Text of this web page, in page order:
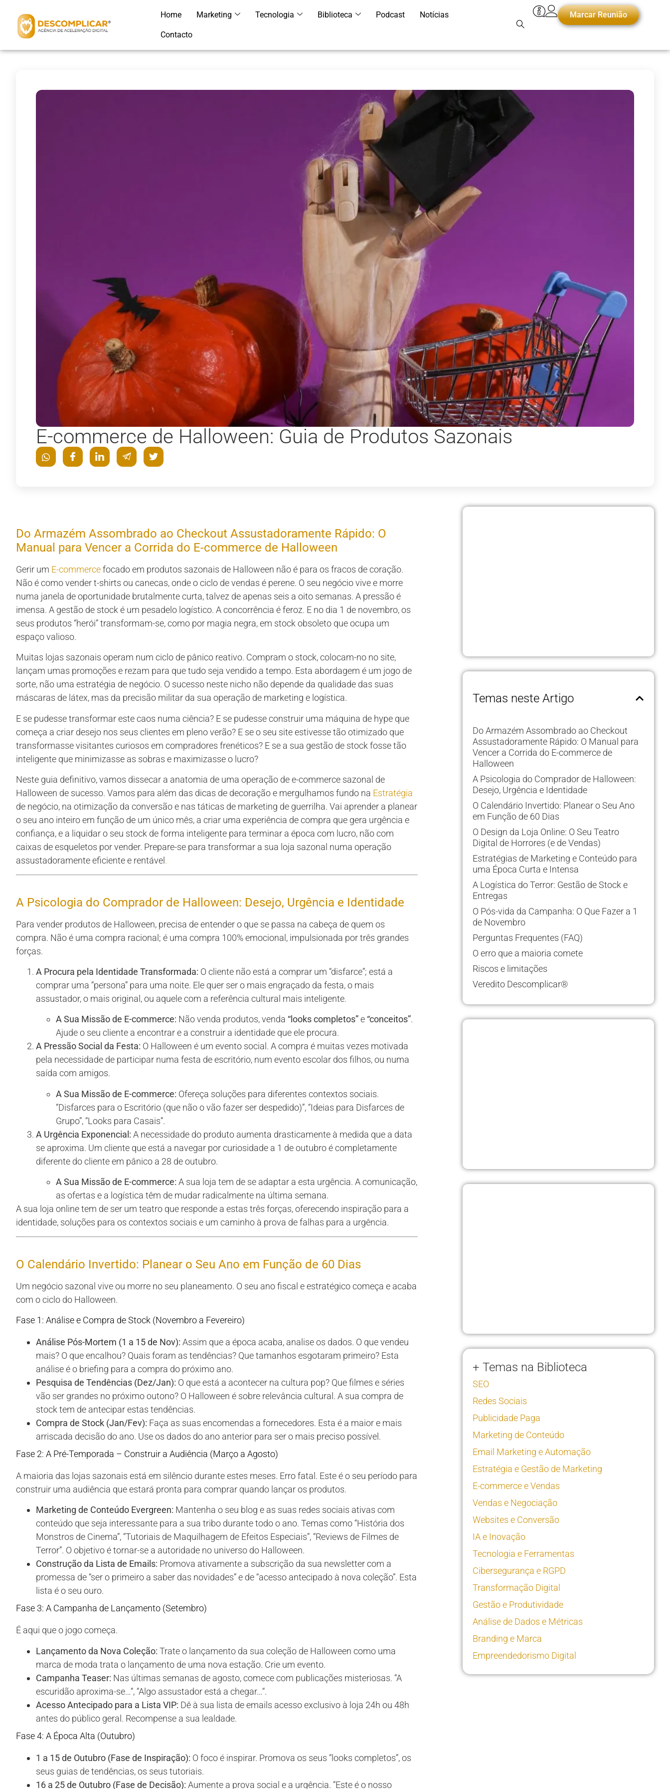
Home Marketing Tecnologia Biblioteca Podcast Notícias
Contacto
Marcar Reunião
E-commerce de Halloween: Guia de Produtos Sazonais
Do Armazém Assombrado ao Checkout Assustadoramente Rápido: O
Manual para Vencer a Corrida do E-commerce de Halloween
Gerir um E-commercefocado em produtos sazonais de Halloween não é para os fracos de coração.
Não é como vender t-shirts ou canecas, onde o ciclo de vendas é perene. O seu negócio vive e morre
numa janela de oportunidade brutalmente curta, talvez de apenas seis a oito semanas. A pressão é
imensa. A gestão de stock é um pesadelo logístico. A concorrência é feroz. E no dia 1 de novembro, os
seus produtos “herói” transformam-se, como por magia negra, em stock obsoleto que ocupa um
espaço valioso.
Muitas lojas sazonais operam num ciclo de pânico reativo. Compram o stock, colocam-no no site,
lançam umas promoções e rezam para que tudo seja vendido a tempo. Esta abordagem é um jogo de
sorte, não uma estratégia de negócio. O sucesso neste nicho não depende da qualidade das suas
máscaras de látex, mas da precisão militar da sua operação de marketing e logística.
E se pudesse transformar este caos numa ciência? E se pudesse construir uma máquina de hype que
começa a criar desejo nos seus clientes em pleno verão? E se o seu site estivesse tão otimizado que
transformasse visitantes curiosos em compradores frenéticos? E se a sua gestão de stock fosse tão
inteligente que minimizasse as sobras e maximizasse o lucro?
Neste guia definitivo, vamos dissecar a anatomia de uma operação de e-commerce sazonal de
Halloween de sucesso. Vamos para além das dicas de decoração e mergulhamos fundo na Estratégia
de negócio, na otimização da conversão e nas táticas de marketing de guerrilha. Vai aprender a planear
o seu ano inteiro em função de um único mês, a criar uma experiência de compra que gera urgência e
confiança, e a liquidar o seu stock de forma inteligente para terminar a época com lucro, não com
caixas de esqueletos por vender. Prepare-se para transformar a sua loja sazonal numa operação
assustadoramente eficiente e rentável .
A Psicologia do Comprador de Halloween: Desejo, Urgência e Identidade
Para vender produtos de Halloween, precisa de entender o que se passa na cabeça de quem os
compra. Não é uma compra racional; é uma compra 100% emocional, impulsionada por três grandes
forças.
A Procura pela Identidade Transformada: O cliente não está a comprar um “disfarce”; está a
comprar uma “persona” para uma noite. Ele quer ser o mais engraçado da festa, o mais
assustador, o mais original, ou aquele com a referência cultural mais inteligente.
A Sua Missão de E-commerce: Não venda produtos, venda “looks completos”e “conceitos”.
Ajude o seu cliente a encontrar e a construir a identidade que ele procura.
A Pressão Social da Festa: O Halloween é um evento social. A compra é muitas vezes motivada
pela necessidade de participar numa festa de escritório, num evento escolar dos filhos, ou numa
saída com amigos.
A Sua Missão de E-commerce: Ofereça soluções para diferentes contextos sociais.
“Disfarces para o Escritório (que não o vão fazer ser despedido)”, “Ideias para Disfarces de
Grupo”, “Looks para Casais”.
A Urgência Exponencial: A necessidade do produto aumenta drasticamente à medida que a data
se aproxima. Um cliente que está a navegar por curiosidade a 1 de outubro é completamente
diferente do cliente em pânico a 28 de outubro.
A Sua Missão de E-commerce: A sua loja tem de se adaptar a esta urgência. A comunicação,
as ofertas e a logística têm de mudar radicalmente na última semana.
A sua loja online tem de ser um teatro que responde a estas três forças, oferecendo inspiração para a
identidade, soluções para os contextos sociais e um caminho à prova de falhas para a urgência.
O Calendário Invertido: Planear o Seu Ano em Função de 60 Dias
Um negócio sazonal vive ou morre no seu planeamento. O seu ano fiscal e estratégico começa e acaba
com o ciclo do Halloween.
Fase 1: Análise e Compra de Stock (Novembro a Fevereiro)
Análise Pós-Mortem (1 a 15 de Nov): Assim que a época acaba, analise os dados. O que vendeu
mais? O que encalhou? Quais foram as tendências? Que tamanhos esgotaram primeiro? Esta
análise é o briefing para a compra do próximo ano.
Pesquisa de Tendências (Dez/Jan): O que está a acontecer na cultura pop? Que filmes e séries
vão ser grandes no próximo outono? O Halloween é sobre relevância cultural. A sua compra de
stock tem de antecipar estas tendências.
Compra de Stock (Jan/Fev): Faça as suas encomendas a fornecedores. Esta é a maior e mais
arriscada decisão do ano. Use os dados do ano anterior para ser o mais preciso possível.
Fase 2: A Pré-Temporada – Construir a Audiência (Março a Agosto)
A maioria das lojas sazonais está em silêncio durante estes meses. Erro fatal. Este é o seu período para
construir uma audiência que estará pronta para comprar quando lançar os produtos.
Marketing de Conteúdo Evergreen: Mantenha o seu blog e as suas redes sociais ativas com
conteúdo que seja interessante para a sua tribo durante todo o ano. Temas como “História dos
Monstros de Cinema”, “Tutoriais de Maquilhagem de Efeitos Especiais”, “Reviews de Filmes de
Terror”. O objetivo é tornar-se a autoridade no universo do Halloween.
Construção da Lista de Emails: Promova ativamente a subscrição da sua newsletter com a
promessa de “ser o primeiro a saber das novidades” e de “acesso antecipado à nova coleção”. Esta
lista é o seu ouro.
Fase 3: A Campanha de Lançamento (Setembro)
É aqui que o jogo começa.
Lançamento da Nova Coleção: Trate o lançamento da sua coleção de Halloween como uma
marca de moda trata o lançamento de uma nova estação. Crie um evento.
Campanha Teaser: Nas últimas semanas de agosto, comece com publicações misteriosas. “A
escuridão aproxima-se…“, “Algo assustador está a chegar…“.
Acesso Antecipado para a Lista VIP: Dê à sua lista de emails acesso exclusivo à loja 24h ou 48h
antes do público geral. Recompense a sua lealdade.
Fase 4: A Época Alta (Outubro)
1 a 15 de Outubro (Fase de Inspiração): O foco é inspirar. Promova os seus “looks completos”, os
seus guias de tendências, os seus tutoriais.
16 a 25 de Outubro (Fase de Decisão): Aumente a prova social e a urgência. “Este é o nosso
Temas neste Artigo
Do Armazém Assombrado ao Checkout
Assustadoramente Rápido: O Manual para
Vencer a Corrida do E-commerce de
Halloween
A Psicologia do Comprador de Halloween:
Desejo, Urgência e Identidade
O Calendário Invertido: Planear o Seu Ano
em Função de 60 Dias
O Design da Loja Online: O Seu Teatro
Digital de Horrores (e de Vendas)
Estratégias de Marketing e Conteúdo para
uma Época Curta e Intensa
A Logística do Terror: Gestão de Stock e
Entregas
O Pós-vida da Campanha: O Que Fazer a 1
de Novembro
Perguntas Frequentes (FAQ)
O erro que a maioria comete
Riscos e limitações
Veredito Descomplicar®
+ Temas na Biblioteca
SEO
Redes Sociais
Publicidade Paga
Marketing de Conteúdo
Email Marketing e Automação
Estratégia e Gestão de Marketing
E-commerce e Vendas
Vendas e Negociação
Websites e Conversão
IA e Inovação
Tecnologia e Ferramentas
Cibersegurança e RGPD
Transformação Digital
Gestão e Produtividade
Análise de Dados e Métricas
Branding e Marca
Empreendedorismo Digital